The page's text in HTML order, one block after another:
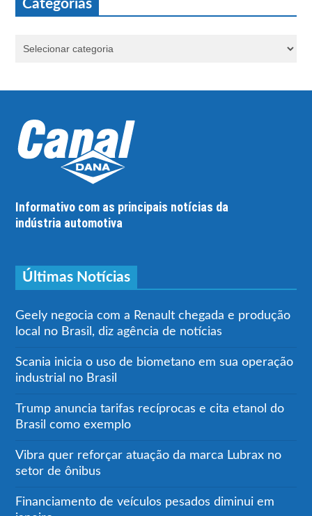
Categorias
Informativo com as principais notícias da
indústria automotiva
Últimas Notícias
Geely negocia com a Renault chegada e produção
local no Brasil, diz agência de notícias
Scania inicia o uso de biometano em sua operação
industrial no Brasil
Trump anuncia tarifas recíprocas e cita etanol do
Brasil como exemplo
Vibra quer reforçar atuação da marca Lubrax no
setor de ônibus
Financiamento de veículos pesados diminui em